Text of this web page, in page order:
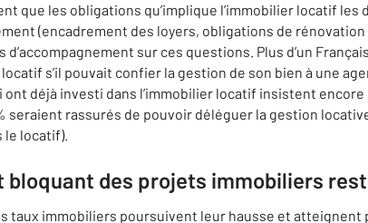
que les obligations qu’implique l’immobilier locatif les
(encadrement des loyers, obligations de
d’accompagnement sur ces questions. Plus d’un
locatif s’il pouvait confier la gestion de son bien à une
ont déjà investi dans l’immobilier locatif insistent encore
seraient rassurés de pouvoir déléguer la gestion
le locatif).
bloquant des projets immobiliers
taux immobiliers poursuivent leur hausse et atteignent